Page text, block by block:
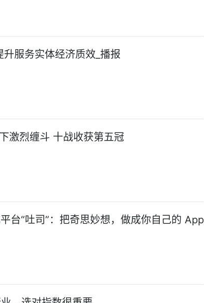
服务实体经济质效_播报
激烈缠斗 十战收获第五冠
台“吐司”：把奇思妙想，做成你自己的 App